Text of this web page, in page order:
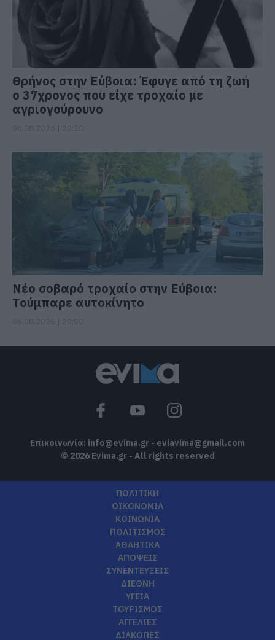
Θρήνος στην Εύβοια: Έφυγε από τη ζωή
ο 37χρονος που είχε τροχαίο με
αγριογούρουνο
Νέο σοβαρό τροχαίο στην Εύβοια:
Τούμπαρε αυτοκίνητο
Επικοινωνία: info@evima.gr - eviavima@gmail.com
© 2026 Evima.gr - All rights reserved
ΠΟΛΙΤΙΚΗ
ΟΙΚΟΝΟΜΙΑ
ΚΟΙΝΩΝΙΑ
ΠΟΛΙΤΙΣΜΟΣ
ΑΘΛΗΤΙΚΑ
ΑΠΟΨΕΙΣ
ΣΥΝΕΝΤΕΥΞΕΙΣ
ΔΙΕΘΝΗ
ΥΓΕΙΑ
ΤΟΥΡΙΣΜΟΣ
ΑΓΓΕΛΙΕΣ
ΔΙΑΚΟΠΕΣ